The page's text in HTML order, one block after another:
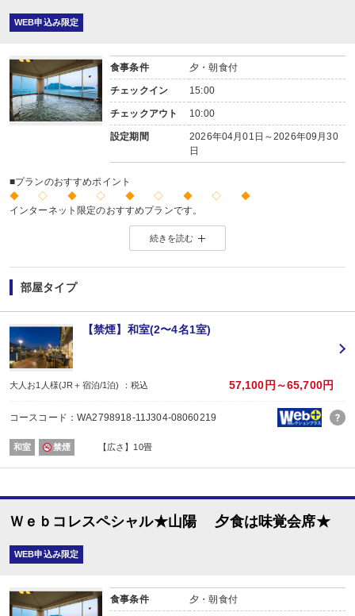
WEB申込み限定
食事条件 夕・朝食付
チェックイン 15:00
チェックアウト 10:00
設定期間
2026年04月01日～2026年09月30
日
■プランのおすすめポイント
◆ ◇ ◆ ◇ ◆ ◇ ◆ ◇ ◆
インターネット限定のおすすめプランです。
※店頭・電話・メールでのお問合せや申込みは出来ません。
◆ ◇ ◆ ◇ ◆ ◇ ◆ ◇ ◆
【お楽しみメニュー】
・姉妹館「景勝館 漣亭」との湯めぐりをお楽しみいただけます。
・エステを10％割引でご利用いただけます。
■夕食
場所:
その他（ダイニング）
内容:
味覚会席
場所:
その他（ダイニング）
内容:
ビュッフェ又は和朝食 ※お選びいただけません。
続きを読む
部屋タイプ
【禁煙】和室(2〜4名1室)
大人お1人様(JR＋宿泊/1泊) ：税込 57,100円～65,700円
コースコード：WA2798918-11J304-08060219
和室 禁煙 【広さ】10畳
Ｗｅｂコレスペシャル★山陽 夕食は味覚会席★
WEB申込み限定
食事条件 夕・朝食付